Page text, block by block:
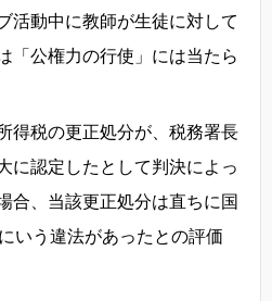
活動中に教師が生徒に対して
「公権力の行使」には当たら
得税の更正処分が、税務署長
に認定したとして判決によっ
合、当該更正処分は直ちに国
いう違法があったとの評価